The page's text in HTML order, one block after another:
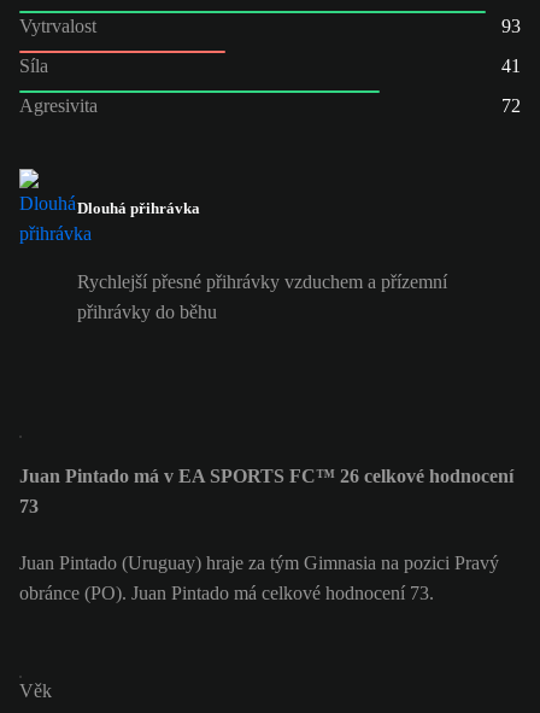
Vytrvalost
93
Síla
41
Agresivita
72
Dlouhá přihrávka
Rychlejší přesné přihrávky vzduchem a přízemní
přihrávky do běhu
Juan Pintado má v EA SPORTS FC™ 26 celkové hodnocení
73
Juan Pintado (Uruguay) hraje za tým Gimnasia na pozici Pravý
obránce (PO). Juan Pintado má celkové hodnocení 73.
Věk